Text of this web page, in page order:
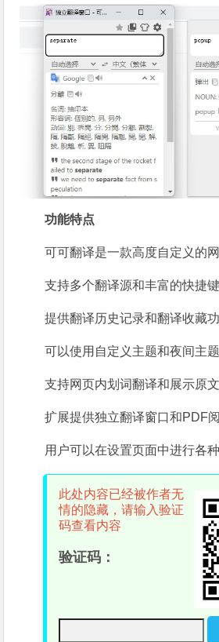
功能特点
可可翻译是一款高度自定义的
支持多个翻译源和丰富的快捷键
提供翻译历史记录和翻译收藏功
可以使用自定义主题和夜间主题
支持网页内划词翻译和展示原文
扩展提供独立翻译窗口和PDF
用户可以在设置页面中进行各
此处内容已经被作者无
情的隐藏，请输入验证
码查看内容
验证码：